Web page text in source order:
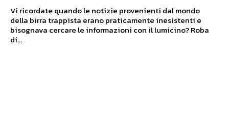
Vi ricordate quando le notizie provenienti dal mondo
della birra trappista erano praticamente inesistenti e
bisognava cercare le informazioni con il lumicino? Roba
di...